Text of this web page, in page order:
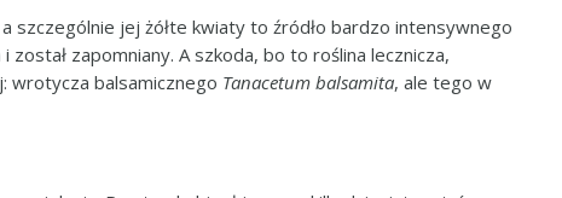
szczególnie jej żółte kwiaty to źródło bardzo intensywnego
zapomniany. A szkoda, bo to roślina lecznicza,
wrotycza balsamicznego Tanacetum balsamita, ale tego w